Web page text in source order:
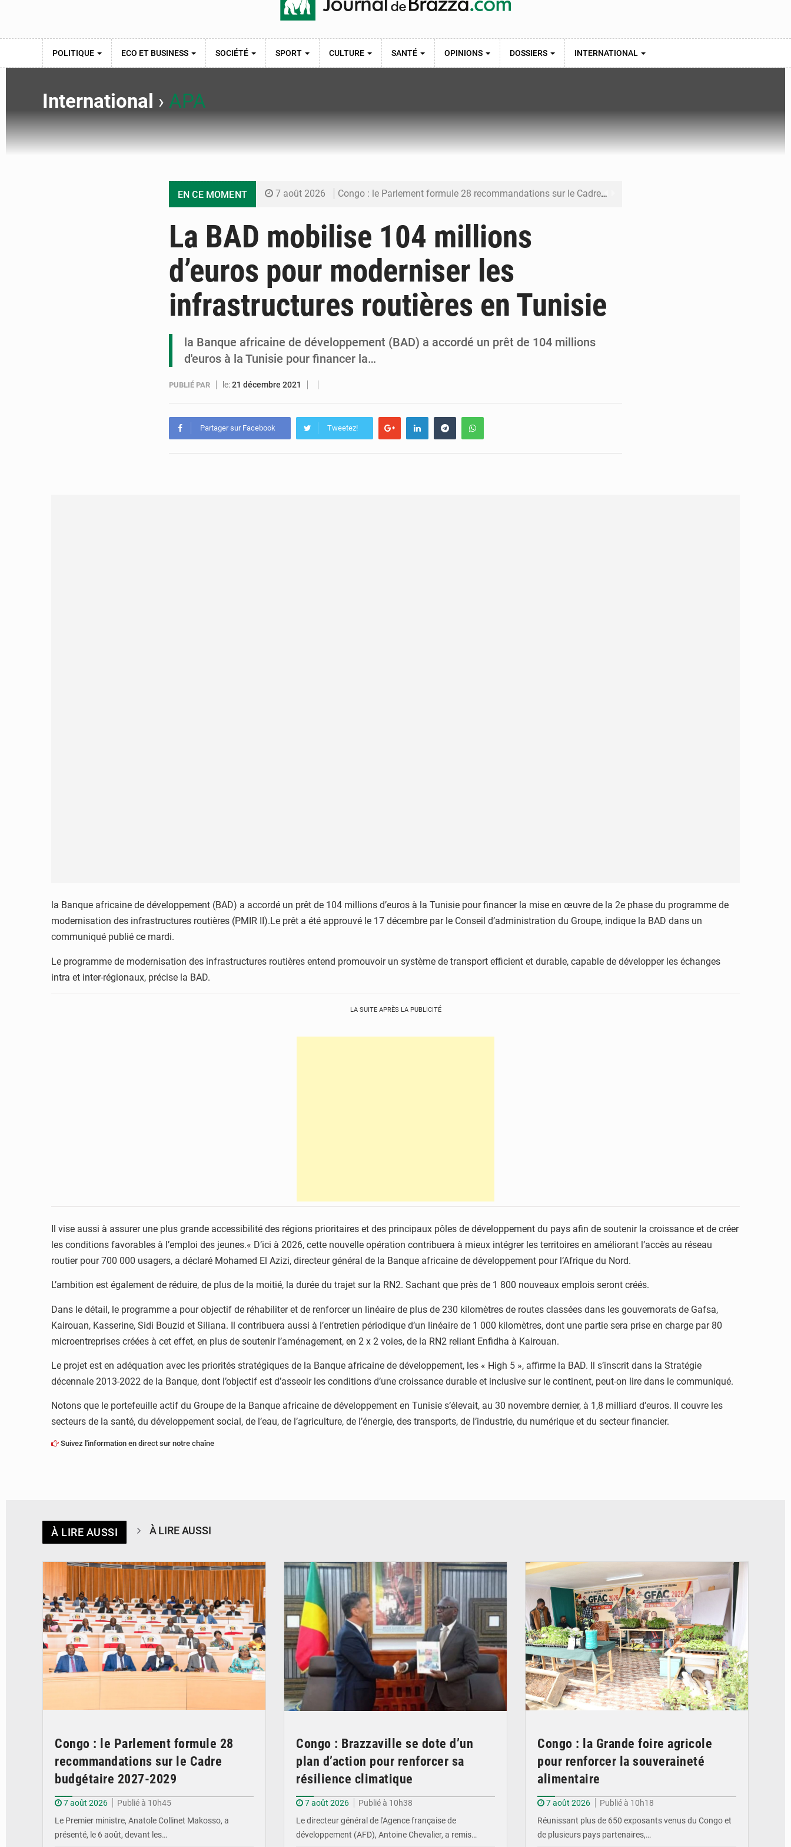
POLITIQUE ECO ET BUSINESS SOCIÉTÉ SPORT CULTURE SANTÉ OPINIONS DOSSIERS INTERNATIONAL
International › APA
EN CE MOMENT 7 août 2026 Congo : le Parlement formule 28 recommandations sur le Cadre budgétaire 2027-2029
7 août 2026 Congo : la Grande foire agricole pour renforcer la souveraineté alimentaire
7 août 2026 Congo-RDC : Brazzaville et Kinshasa renforcent leur coopération en faveur de la jeunesse
6 août 2026 Le Congo se dote d’un programme national pour valoriser les produits forestiers non ligneux
La BAD mobilise 104 millions
d’euros pour moderniser les
infrastructures routières en Tunisie
la Banque africaine de développement (BAD) a accordé un prêt de 104 millions
d'euros à la Tunisie pour financer la…
PUBLIÉ PAR le:21 décembre 2021
Partager sur Facebook Tweetez!
la Banque africaine de développement (BAD) a accordé un prêt de 104 millions d’euros à la Tunisie pour financer la mise en œuvre de la 2e phase du programme de
modernisation des infrastructures routières (PMIR II).Le prêt a été approuvé le 17 décembre par le Conseil d’administration du Groupe, indique la BAD dans un
communiqué publié ce mardi.
Le programme de modernisation des infrastructures routières entend promouvoir un système de transport efficient et durable, capable de développer les échanges
intra et inter-régionaux, précise la BAD.
LA SUITE APRÈS LA PUBLICITÉ
Il vise aussi à assurer une plus grande accessibilité des régions prioritaires et des principaux pôles de développement du pays afin de soutenir la croissance et de créer
les conditions favorables à l’emploi des jeunes.« D’ici à 2026, cette nouvelle opération contribuera à mieux intégrer les territoires en améliorant l’accès au réseau
routier pour 700 000 usagers, a déclaré Mohamed El Azizi, directeur général de la Banque africaine de développement pour l‘Afrique du Nord.
L’ambition est également de réduire, de plus de la moitié, la durée du trajet sur la RN2. Sachant que près de 1 800 nouveaux emplois seront créés.
Dans le détail, le programme a pour objectif de réhabiliter et de renforcer un linéaire de plus de 230 kilomètres de routes classées dans les gouvernorats de Gafsa,
Kairouan, Kasserine, Sidi Bouzid et Siliana. Il contribuera aussi à l’entretien périodique d’un linéaire de 1 000 kilomètres, dont une partie sera prise en charge par 80
microentreprises créées à cet effet, en plus de soutenir l’aménagement, en 2 x 2 voies, de la RN2 reliant Enfidha à Kairouan.
Le projet est en adéquation avec les priorités stratégiques de la Banque africaine de développement, les « High 5 », affirme la BAD. Il s’inscrit dans la Stratégie
décennale 2013-2022 de la Banque, dont l’objectif est d’asseoir les conditions d’une croissance durable et inclusive sur le continent, peut-on lire dans le communiqué.
Notons que le portefeuille actif du Groupe de la Banque africaine de développement en Tunisie s’élevait, au 30 novembre dernier, à 1,8 milliard d’euros. Il couvre les
secteurs de la santé, du développement social, de l’eau, de l’agriculture, de l’énergie, des transports, de l’industrie, du numérique et du secteur financier.
Suivez l'information en direct sur notre chaîne
À LIRE AUSSI À LIRE AUSSI
Congo : le Parlement formule 28
recommandations sur le Cadre
budgétaire 2027-2029
7 août 2026
Publié à 10h45
Le Premier ministre, Anatole Collinet Makosso, a
présenté, le 6 août, devant les…
Congo : Brazzaville se dote d’un
plan d’action pour renforcer sa
résilience climatique
7 août 2026
Publié à 10h38
Le directeur général de l'Agence française de
développement (AFD), Antoine Chevalier, a remis…
Congo : la Grande foire agricole
pour renforcer la souveraineté
alimentaire
7 août 2026
Publié à 10h18
Réunissant plus de 650 exposants venus du Congo et
de plusieurs pays partenaires,…